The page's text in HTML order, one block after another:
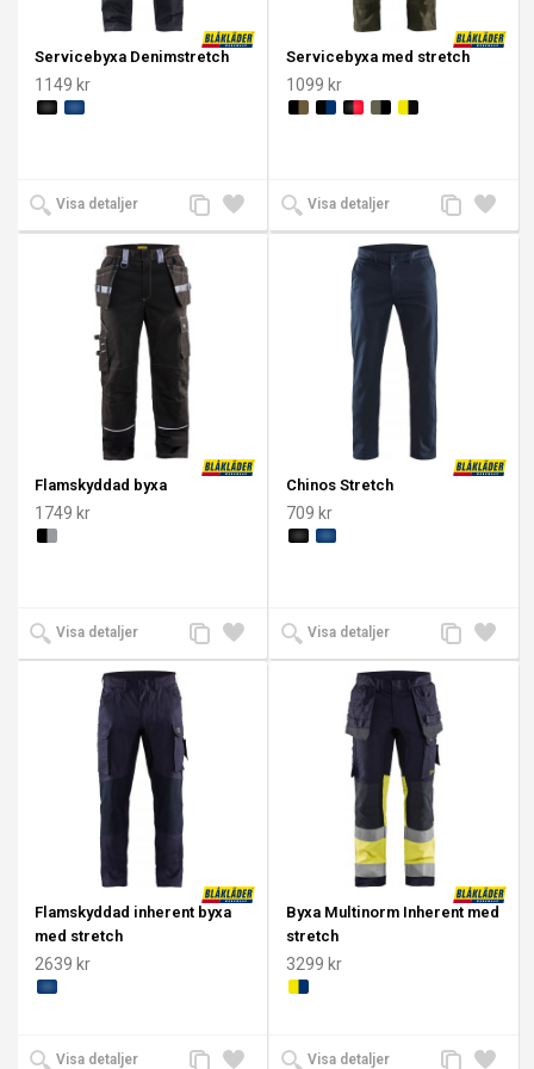
Servicebyxa Denimstretch
1149 kr
Visa detaljer
Lägg
till i
Lägg
till
Servicebyxa med stretch
1099 kr
Visa detaljer
Lägg
till i
Lägg
till
Flamskyddad byxa
1749 kr
Visa detaljer
Lägg
till i
Lägg
till
Chinos Stretch
709 kr
Visa detaljer
Lägg
till i
Lägg
till
Flamskyddad inherent byxa
med stretch
2639 kr
Visa detaljer
Lägg
Lägg
Byxa Multinorm Inherent med
stretch
3299 kr
Visa detaljer
Lägg
Lägg